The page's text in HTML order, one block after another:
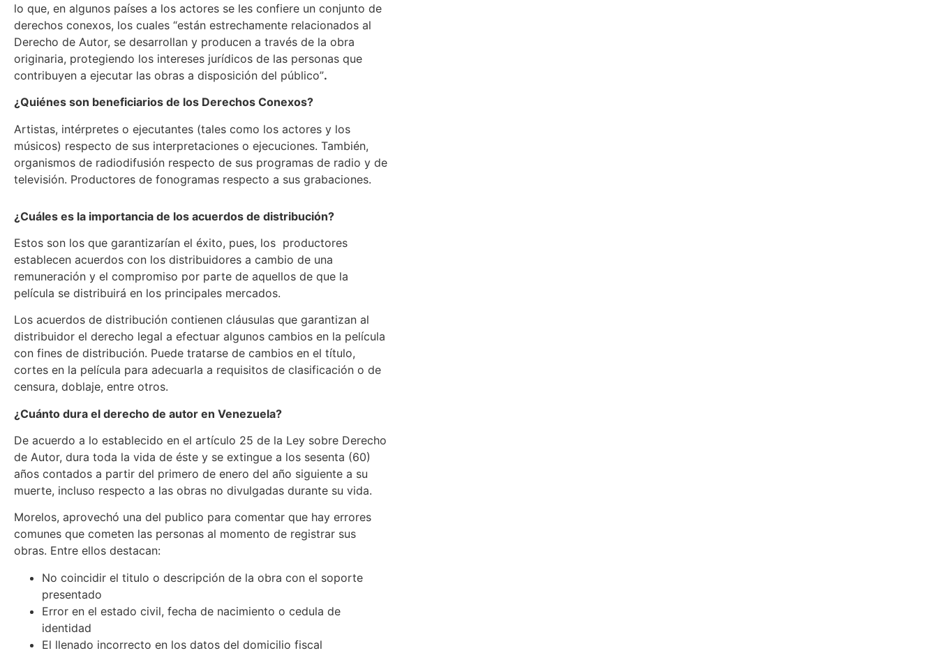
lo que, en algunos países a los actores se les confiere un conjunto de
derechos conexos, los cuales “están estrechamente relacionados al
Derecho de Autor, se desarrollan y producen a través de la obra
originaria, protegiendo los intereses jurídicos de las personas que
contribuyen a ejecutar las obras a disposición del público”.
¿Quiénes son beneficiarios de los Derechos Conexos?
Artistas, intérpretes o ejecutantes (tales como los actores y los
músicos) respecto de sus interpretaciones o ejecuciones. También,
organismos de radiodifusión respecto de sus programas de radio y de
televisión. Productores de fonogramas respecto a sus grabaciones.
¿Cuáles es la importancia de los acuerdos de distribución?
Estos son los que garantizarían el éxito, pues, los productores
establecen acuerdos con los distribuidores a cambio de una
remuneración y el compromiso por parte de aquellos de que la
película se distribuirá en los principales mercados.
Los acuerdos de distribución contienen cláusulas que garantizan al
distribuidor el derecho legal a efectuar algunos cambios en la película
con fines de distribución. Puede tratarse de cambios en el título,
cortes en la película para adecuarla a requisitos de clasificación o de
censura, doblaje, entre otros.
¿Cuánto dura el derecho de autor en Venezuela?
De acuerdo a lo establecido en el artículo 25 de la Ley sobre Derecho
de Autor, dura toda la vida de éste y se extingue a los sesenta (60)
años contados a partir del primero de enero del año siguiente a su
muerte, incluso respecto a las obras no divulgadas durante su vida.
Morelos, aprovechó una del publico para comentar que hay errores
comunes que cometen las personas al momento de registrar sus
obras. Entre ellos destacan:
No coincidir el titulo o descripción de la obra con el soporte
presentado
Error en el estado civil, fecha de nacimiento o cedula de
identidad
El llenado incorrecto en los datos del domicilio fiscal